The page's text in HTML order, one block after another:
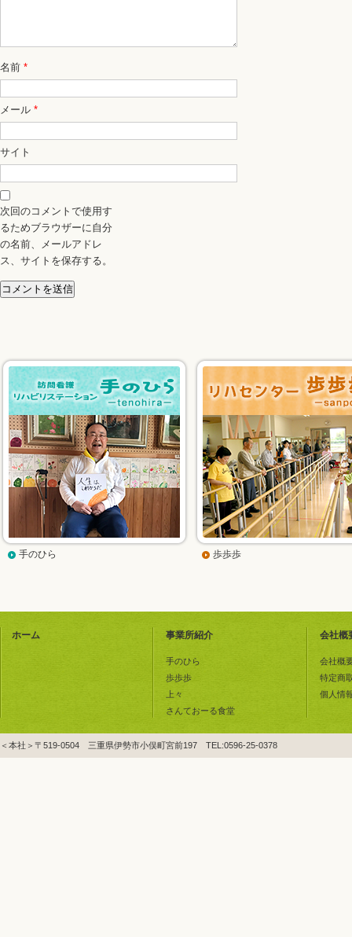
名前 *
メール *
サイト
次回のコメントで使用す
るためブラウザーに自分
の名前、メールアドレ
ス、サイトを保存する。
手のひら 歩歩歩
ホーム 事業所紹介
手のひら
歩歩歩
上々
さんておーる食堂
会社概
会社概
特定商
個人情
＜本社＞〒519-0504 三重県伊勢市小俣町宮前197 TEL:0596-25-0378